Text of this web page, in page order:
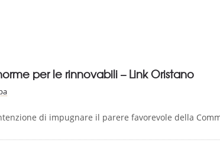
per le rinnovabili – Link Oristano
di impugnare il parere favorevole della